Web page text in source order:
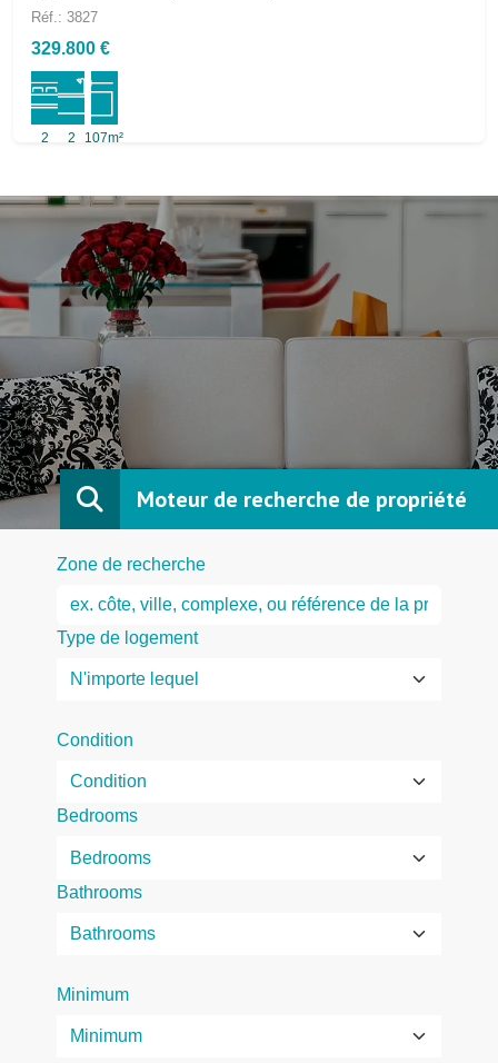
Réf.: 3827
329.800 €
2 2 107m²
Moteur de recherche de propriété
Zone de recherche
Type de logement
Condition
Bedrooms
Bathrooms
Minimum